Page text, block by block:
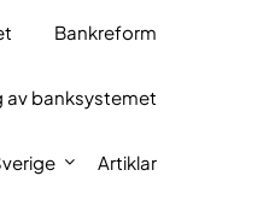
Bankreform
av banksystemet
Artiklar